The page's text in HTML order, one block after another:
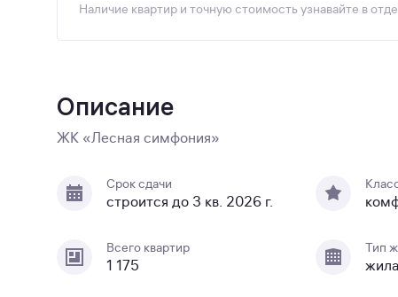
Наличие квартир и точную стоимость узнавайте в
Описание
ЖК «Лесная симфония»
Срок сдачи
строится до 3 кв. 2026 г.
Всего квартир
1 175
Тип